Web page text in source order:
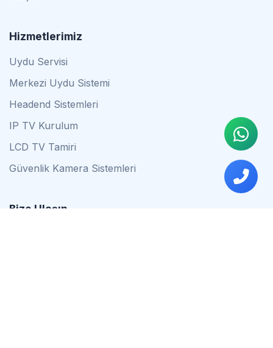
Hizmetlerimiz
Uydu Servisi
Merkezi Uydu Sistemi
Headend Sistemleri
IP TV Kurulum
LCD TV Tamiri
Güvenlik Kamera Sistemleri
Bize Ulaşın